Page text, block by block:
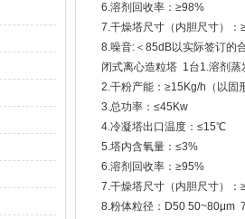
6.溶剂回收率：≥98%
7.干燥塔尺寸（内胆尺寸）
8.噪音:＜85dB以实际签订的
闭式离心造
2.干粉产能：≥15Kg/h（以固
3.总功率：≤45Kw
4.冷凝塔出口温度：≤15℃
5.塔内含氧量：≤3%
6.溶剂回收率：≥95%
7.干燥塔尺寸（内胆尺寸）
8.粉体粒径：D50 50~80μm